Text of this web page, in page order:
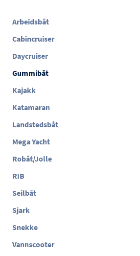
Arbeidsbåt
Cabincruiser
Daycruiser
Gummibåt
Kajakk
Katamaran
Landstedsbåt
Mega Yacht
Robåt/Jolle
RIB
Seilbåt
Sjark
Snekke
Vannscooter